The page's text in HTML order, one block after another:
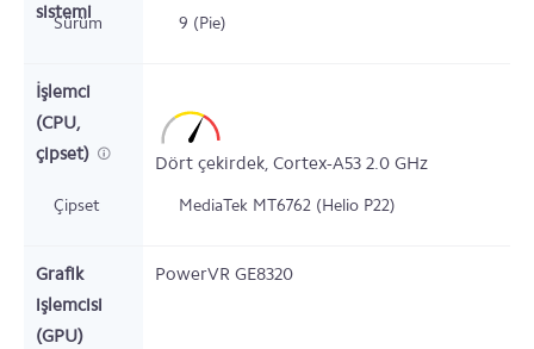
sistemi
Sürüm 9 (Pie)
İşlemci
(CPU,
çipset)
Dört çekirdek, Cortex-A53 2.0 GHz
Çipset MediaTek MT6762 (Helio P22)
Grafik
işlemcisi
(GPU)
PowerVR GE8320